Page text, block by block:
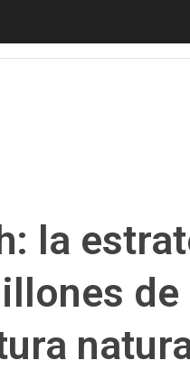
para movilizar
la
de